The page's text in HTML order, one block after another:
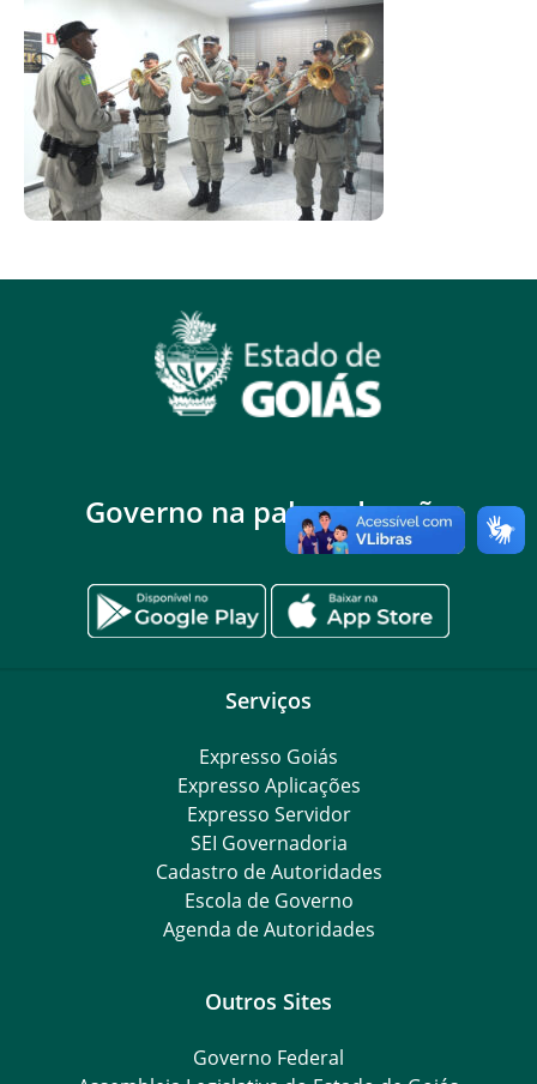
Governo na palma da mão
Serviços
Expresso Goiás
Expresso Aplicações
Expresso Servidor
SEI Governadoria
Cadastro de Autoridades
Escola de Governo
Agenda de Autoridades
Outros Sites
Governo Federal